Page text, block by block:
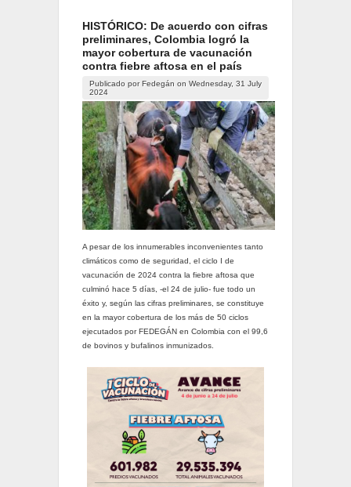
HISTÓRICO: De acuerdo con cifras
preliminares, Colombia logró la
mayor cobertura de vacunación
contra fiebre aftosa en el país
Publicado por Fedegán on Wednesday, 31 July
2024
A pesar de los innumerables inconvenientes tanto
climáticos como de seguridad, el ciclo I de
vacunación de 2024 contra la fiebre aftosa que
culminó hace 5 días, -el 24 de julio- fue todo un
éxito y, según las cifras preliminares, se constituye
en la mayor cobertura de los más de 50 ciclos
ejecutados por FEDEGÁN en Colombia con el 99,6
de bovinos y bufalinos inmunizados.